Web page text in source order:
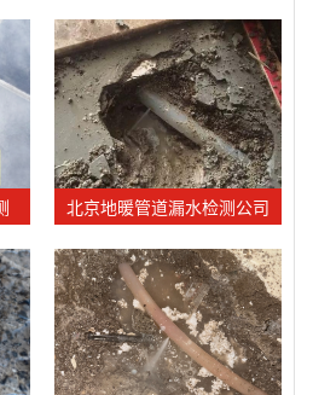
北京地暖管道漏水检测公司